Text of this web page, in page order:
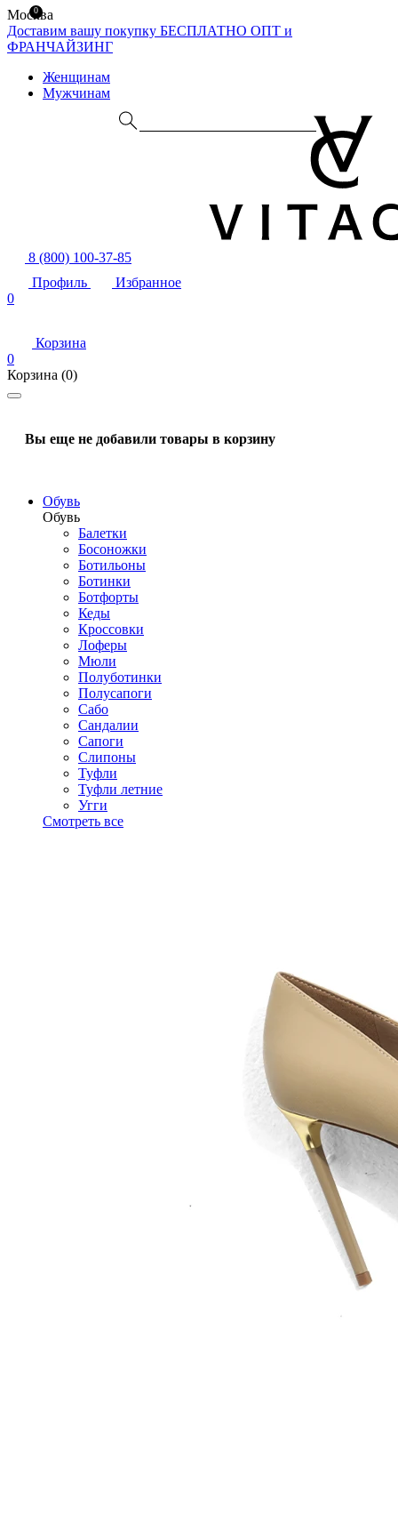
Москва
Доставим вашу покупку БЕСПЛАТНО ОПТ и
ФРАНЧАЙЗИНГ
Женщинам
Мужчинам
8 (800) 100-37-85
Профиль
Избранное
0
Корзина
0
Корзина (0)
Вы еще не добавили товары в корзину
Обувь
Обувь
Балетки
Босоножки
Ботильоны
Ботинки
Ботфорты
Кеды
Кроссовки
Лоферы
Мюли
Полуботинки
Полусапоги
Сабо
Сандалии
Сапоги
Слипоны
Туфли
Туфли летние
Угги
Смотреть все
0